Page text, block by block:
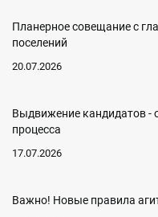
Планерное совещание с
поселений
20.07.2026
Выдвижение кандидатов -
процесса
17.07.2026
Важно! Новые правила